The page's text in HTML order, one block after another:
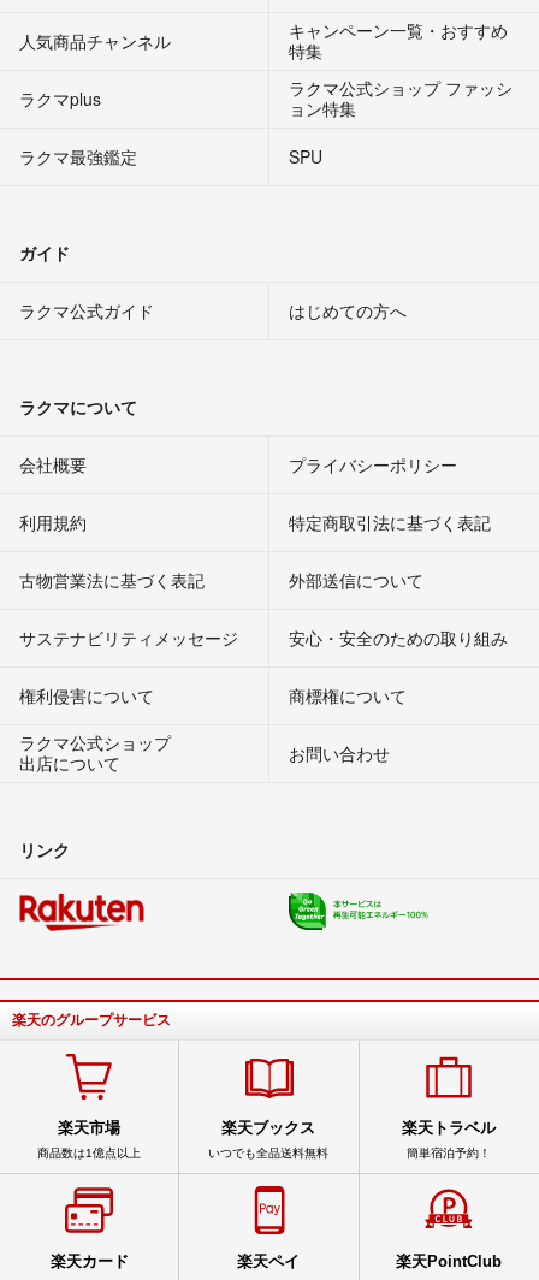
人気商品チャンネル
キャンペーン一覧・おすすめ
特集
ラクマplus
ラクマ公式ショップ ファッシ
ョン特集
ラクマ最強鑑定
SPU
ガイド
ラクマ公式ガイド はじめての方へ
ラクマについて
会社概要 プライバシーポリシー
利用規約 特定商取引法に基づく表記
古物営業法に基づく表記 外部送信について
サステナビリティメッセージ 安心・安全のための取り組み
権利侵害について
商標権について
ラクマ公式ショップ
出店について
お問い合わせ
リンク
楽天のグループサービス
楽天市場
商品数は1億点以上
楽天ブックス
いつでも全品送料無料
楽天トラベル
簡単宿泊予約！
楽天カード 楽天ペイ 楽天PointClub